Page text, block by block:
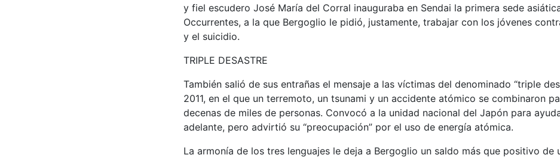
y fiel escudero José María del Corral inauguraba en Sendai la primera sede
Occurrentes, a la que Bergoglio le pidió, justamente, trabajar con los jóvenes
y el suicidio.
TRIPLE DESASTRE
También salió de sus entrañas el mensaje a las víctimas del denominado “triple
2011, en el que un terremoto, un tsunami y un accidente atómico se combinaron
decenas de miles de personas. Convocó a la unidad nacional del Japón para
adelante, pero advirtió su “preocupación” por el uso de energía atómica.
La armonía de los tres lenguajes le deja a Bergoglio un saldo más que positivo de